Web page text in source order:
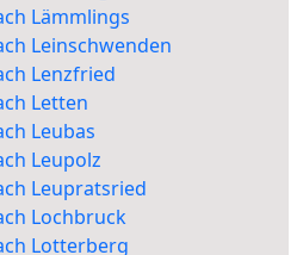
Lämmlings
Leinschwenden
Lenzfried
Letten
Leubas
Leupolz
Leupratsried
Lochbruck
Lotterberg